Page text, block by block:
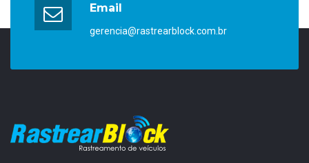
Email
gerencia@rastrearblock.com.br